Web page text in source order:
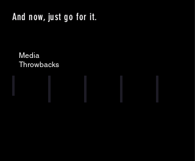
And now, just go for it.
Media
Throwbacks